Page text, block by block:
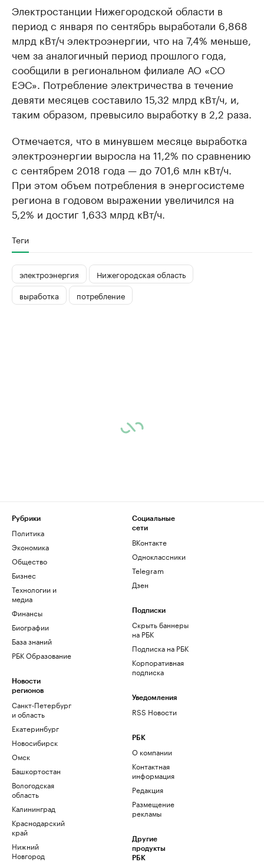
Электростанции Нижегородской области в
период с января по сентябрь выработали 6,868
млрд кВт/ч электроэнергии, что на 7,4% меньше,
чем за аналогичный период прошлого года,
сообщили в региональном филиале АО «СО
ЕЭС». Потребление электричества в течение
девяти месяцев составило 15,32 млрд кВт/ч, и,
таким образом, превысило выработку в 2,2 раза.
Отмечается, что в минувшем месяце выработка
электроэнергии выросла на 11,2% по сравнению
с сентябрем 2018 года — до 701,6 млн кВт/ч.
При этом объем потребления в энергосистеме
региона в годовом выражении увеличился на
5,2% и достиг 1,633 млрд кВт/ч.
Теги
электроэнергия
Нижегородская область
выработка
потребление
Рубрики
Политика
Экономика
Общество
Бизнес
Технологии и
медиа
Финансы
Биографии
База знаний
РБК Образование
Новости
регионов
Санкт-Петербург
и область
Екатеринбург
Новосибирск
Омск
Башкортостан
Вологодская
область
Калининград
Краснодарский
край
Нижний
Новгород
Социальные
сети
ВКонтакте
Одноклассники
Telegram
Дзен
Подписки
Скрыть баннеры
на РБК
Подписка на РБК
Корпоративная
подписка
Уведомления
RSS Новости
РБК
О компании
Контактная
информация
Редакция
Размещение
рекламы
Другие
продукты
РБК